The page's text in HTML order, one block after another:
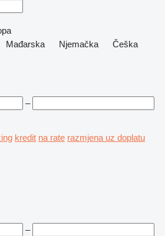
Mađarska Njemačka
Češka
–
kredit na rate razmjena uz doplatu
–